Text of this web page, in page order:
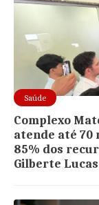
Saúde
Complexo
atende até 70
85% dos
Gilberte Lucas